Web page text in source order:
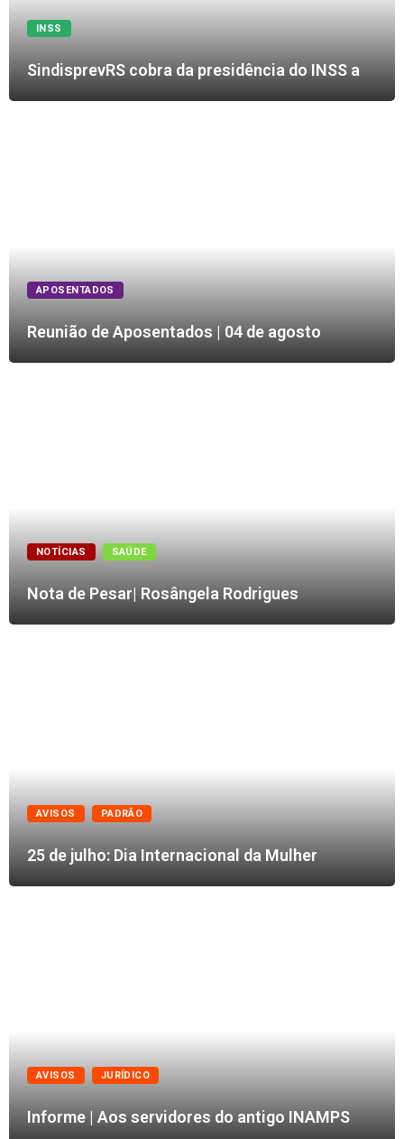
INSS
SindisprevRS cobra da presidência do INSS a
APOSENTADOS
Reunião de Aposentados | 04 de agosto
NOTÍCIAS SAÚDE
Nota de Pesar| Rosângela Rodrigues
AVISOS PADRÃO
25 de julho: Dia Internacional da Mulher
AVISOS JURÍDICO
Informe | Aos servidores do antigo INAMPS